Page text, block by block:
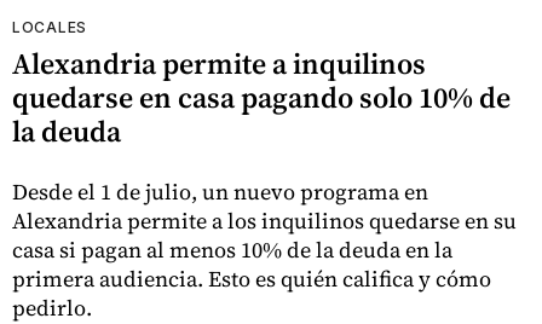
LOCALES
Alexandria permite a inquilinos
quedarse en casa pagando solo 10% de
la deuda
Desde el 1 de julio, un nuevo programa en
Alexandria permite a los inquilinos quedarse en su
casa si pagan al menos 10% de la deuda en la
primera audiencia. Esto es quién califica y cómo
pedirlo.